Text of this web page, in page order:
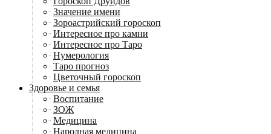
Значение имени
Зороастрийский гороскоп
Интересное про камни
Интересное про Таро
Нумерология
Таро прогноз
Цветочный гороскоп
Здоровье и семья
Воспитание
ЗОЖ
Медицина
Народная медицина